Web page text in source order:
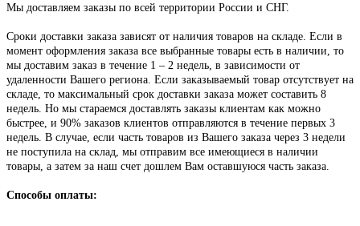
Мы доставляем заказы по всей территории России и СНГ.
Сроки доставки заказа зависят от наличия товаров на складе. Если в
момент оформления заказа все выбранные товары есть в наличии, то
мы доставим заказ в течение 1 – 2 недель, в зависимости от
удаленности Вашего региона. Если заказываемый товар отсутствует на
складе, то максимальный срок доставки заказа может составить 8
недель. Но мы стараемся доставлять заказы клиентам как можно
быстрее, и 90% заказов клиентов отправляются в течение первых 3
недель. В случае, если часть товаров из Вашего заказа через 3 недели
не поступила на склад, мы отправим все имеющиеся в наличии
товары, а затем за наш счет дошлем Вам оставшуюся часть заказа.
Способы оплаты: